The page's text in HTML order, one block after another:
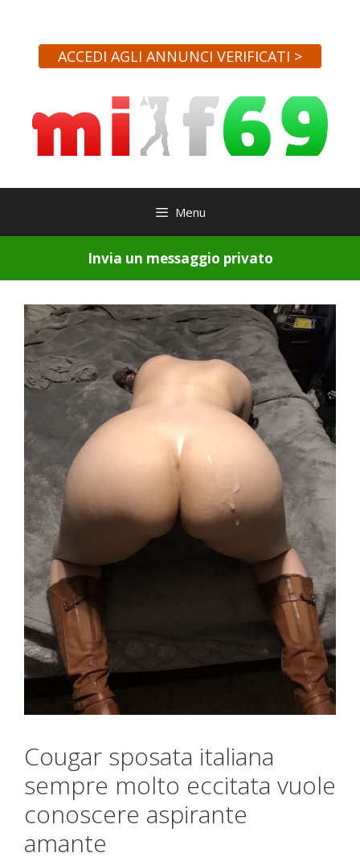
contenutoACCEDI AGLI ANNUNCI VERIFICATI >
Menu
Invia un messaggio privato
Cougar sposata italiana
sempre molto eccitata vuole
conoscere aspirante
amante